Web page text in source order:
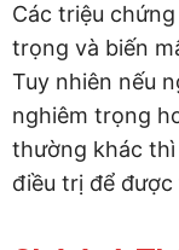
Các triệu
trọng và biến
Tuy nhiên nếu
nghiêm trọng
thường khác
điều trị để